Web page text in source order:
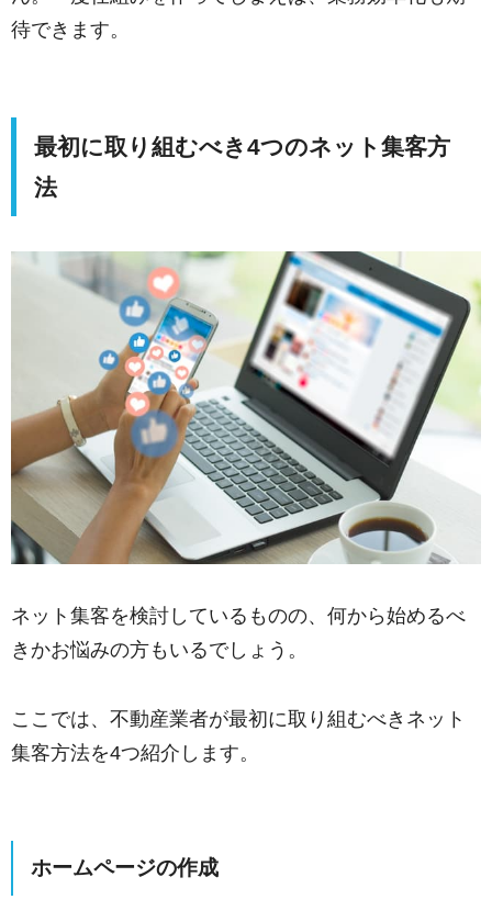
待できます。
最初に取り組むべき4つのネット集客方
法
ネット集客を検討しているものの、何から始めるべ
きかお悩みの方もいるでしょう。
ここでは、不動産業者が最初に取り組むべきネット
集客方法を4つ紹介します。
ホームページの作成